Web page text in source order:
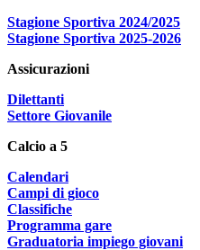
Stagione Sportiva 2024/2025
Stagione Sportiva 2025-2026
Assicurazioni
Dilettanti
Settore Giovanile
Calcio a 5
Calendari
Campi di gioco
Classifiche
Programma gare
Graduatoria impiego giovani